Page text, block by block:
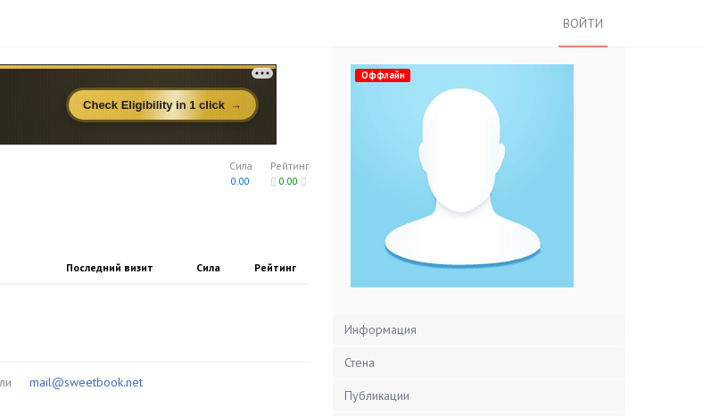
ВОЙТИ
Рейтинг
0.00
Сила
0.00
Последний визит Сила Рейтинг
mail@sweetbook.net
Оффлайн
Информация
Стена
Публикации